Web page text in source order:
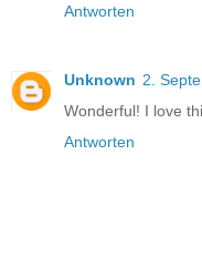
Antworten
Unknown 2.
Wonderful! I love
Antworten